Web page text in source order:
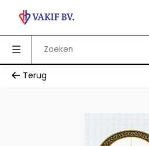
Terug